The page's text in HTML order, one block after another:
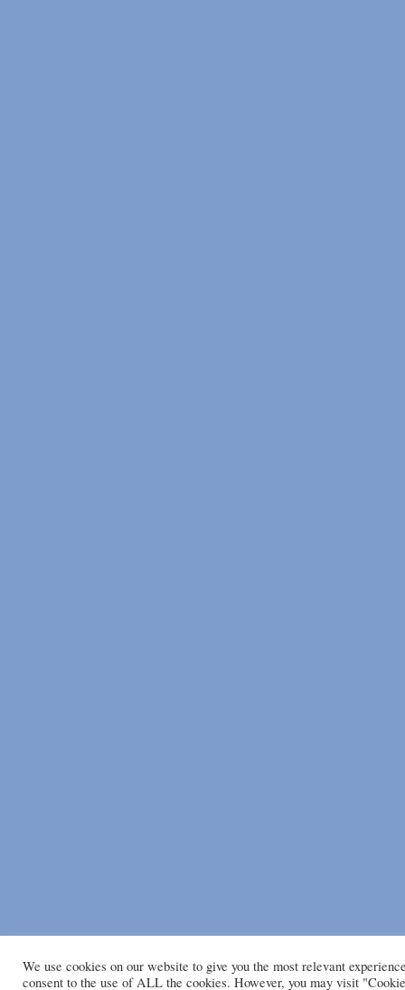
We use cookies on our website to give you the most relevant
consent to the use of ALL the cookies. However, you may visit